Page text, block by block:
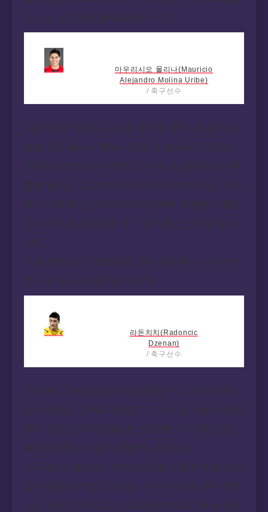
수 있는 선수들을 알아보도록 하겠다.
마우리시오 몰리나(Mauricio
Alejandro Molina Uribe)
/ 축구선수
신체
키176cm, 체중
66kg
팬카페
상세보기
4경기에서 5득점 1도움을 올리며 성남시절 날카로
움을 찾은 몰리나. 빠른 스피드와 날카로운 왼발을
자랑하는 몰리나는 데얀의 밑에서 적진을 휘젓는 역
할을 맡는다. 단순히 힘으로 막는다고 막아지는 선수
가 아니기에 윤성효 감독을 비롯하여 서울을 상대하
는 모든 팀은 몰리나를 막기 위해 많은 생각을 할 것
이다.
서울의 몰리나가 무섭다면 최근 수원에서는 이 선수
가 가장 잘 나간다고 할 수 있다.
라돈치치(Radoncic
Dzenan)
/ 축구선수
신체
키192cm, 체중
89kg
팬카페
상세보기
라돈치치. 무려 192cm의 높이를 가지고 있으면서
아주 탄탄한 근육을 자랑한다. 이번시즌 수원이 야심
차게 성남으로부터 영입한 선수로써 어지간한 공중
볼은 다 따낼 수 있는 전형적인 타깃이다.
라돈치치는 올시즌 4경기 4득점을 만들며 수원의 전
술적 핵심으로 꼽히고 있다. 이 두 선수를 모두 보유
했던 성남이 2010년 아시아챔피언스리그에서 우승